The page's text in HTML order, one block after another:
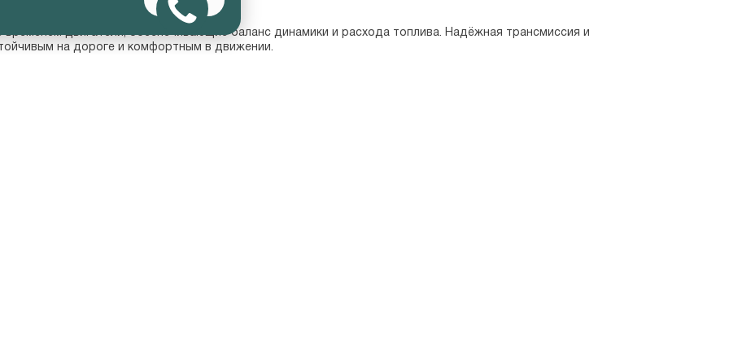
двигатели, обеспечивающие баланс динамики и расхода топлива. Надёжная трансмиссия и
на дороге и комфортным в движении.